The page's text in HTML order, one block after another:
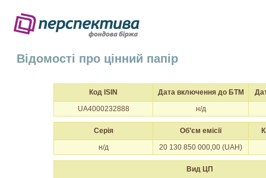
Відомості про цінний папір
Код ISIN Дата включення до БТМ
UA4000232888
н/д
Серія Об’єм емісії
н/д
20 130 850 000,00 (UAH)
Вид ЦП